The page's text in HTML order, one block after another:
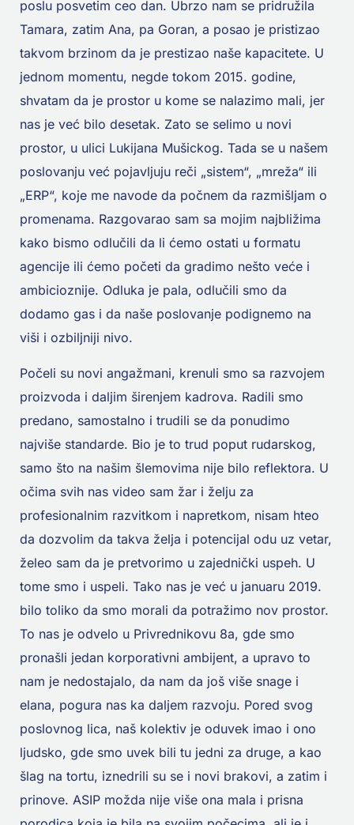
poslu posvetim ceo dan. Ubrzo nam se pridružila
Tamara, zatim Ana, pa Goran, a posao je pristizao
takvom brzinom da je prestizao naše kapacitete. U
jednom momentu, negde tokom 2015. godine,
shvatam da je prostor u kome se nalazimo mali, jer
nas je već bilo desetak. Zato se selimo u novi
prostor, u ulici Lukijana Mušickog. Tada se u našem
poslovanju već pojavljuju reči „sistem“, „mreža“ ili
„ERP“, koje me navode da počnem da razmišljam o
promenama. Razgovarao sam sa mojim najbližima
kako bismo odlučili da li ćemo ostati u formatu
agencije ili ćemo početi da gradimo nešto veće i
ambicioznije. Odluka je pala, odlučili smo da
dodamo gas i da naše poslovanje podignemo na
viši i ozbiljniji nivo.
Počeli su novi angažmani, krenuli smo sa razvojem
proizvoda i daljim širenjem kadrova. Radili smo
predano, samostalno i trudili se da ponudimo
najviše standarde. Bio je to trud poput rudarskog,
samo što na našim šlemovima nije bilo reflektora. U
očima svih nas video sam žar i želju za
profesionalnim razvitkom i napretkom, nisam hteo
da dozvolim da takva želja i potencijal odu uz vetar,
želeo sam da je pretvorimo u zajednički uspeh. U
tome smo i uspeli. Tako nas je već u januaru 2019.
bilo toliko da smo morali da potražimo nov prostor.
To nas je odvelo u Privrednikovu 8a, gde smo
pronašli jedan korporativni ambijent, a upravo to
nam je nedostajalo, da nam da još više snage i
elana, pogura nas ka daljem razvoju. Pored svog
poslovnog lica, naš kolektiv je oduvek imao i ono
ljudsko, gde smo uvek bili tu jedni za druge, a kao
šlag na tortu, iznedrili su se i novi brakovi, a zatim i
prinove. ASIP možda nije više ona mala i prisna